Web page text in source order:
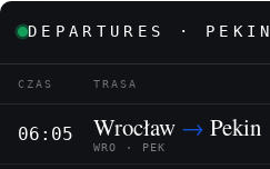
DEPARTURES · PEKIN
CZAS TRASA
06:05 Wrocław → Pekin
WRO · PEK